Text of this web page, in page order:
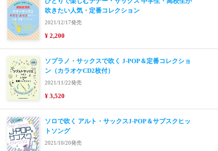
吹きたい人気・定番コレクション
2021/12/17発売
¥ 2,200
ソプラノ・サックスで吹く J-POP＆定番コレクショ
ン（カラオケCD2枚付）
2021/11/22発売
¥ 3,520
ソロで吹く アルト・サックスJ-POP＆サブスクヒッ
トソング
2021/10/20発売